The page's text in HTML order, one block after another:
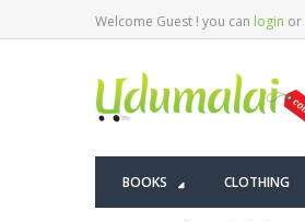
Welcome Guest ! you can login or
BOOKS CLOTHING